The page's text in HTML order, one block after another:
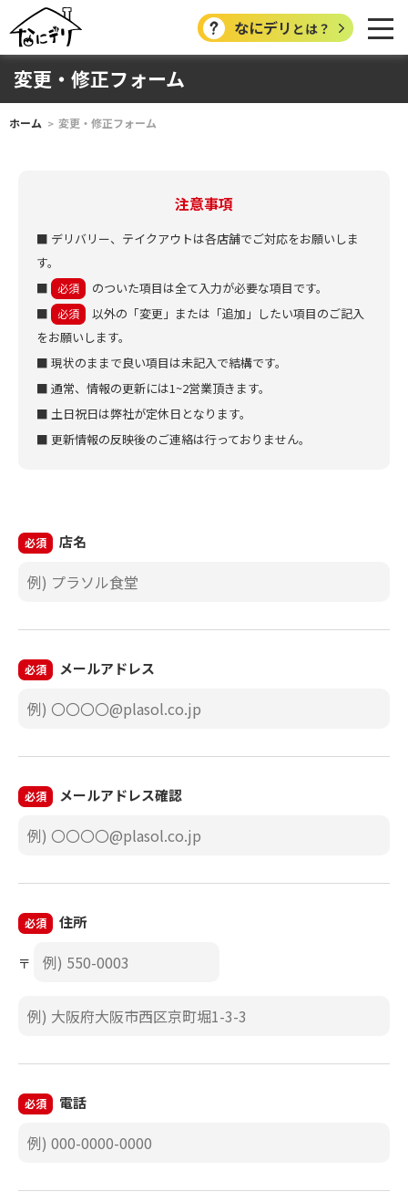
なにデリ とは？
変更・修正フォーム
ホーム 変更・修正フォーム
注意事項
■ デリバリー、テイクアウトは各店舗でご対応をお願いしま
す。
■
必須
のついた項目は全て入力が必要な項目です。
■
必須
以外の「変更」または「追加」したい項目のご記入
をお願いします。
■ 現状のままで良い項目は未記入で結構です。
■ 通常、情報の更新には1~2営業頂きます。
■ 土日祝日は弊社が定休日となります。
■ 更新情報の反映後のご連絡は行っておりません。
必須 店名
必須 メールアドレス
必須 メールアドレス確認
必須 住所
〒
必須 電話